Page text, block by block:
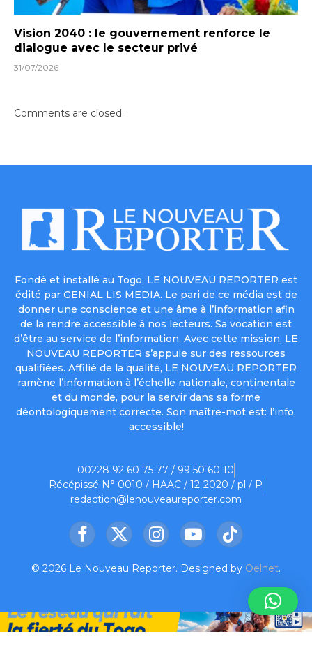
Vision 2040 : le gouvernement renforce le
dialogue avec le secteur privé
31/07/2026
Comments are closed.
Fondé et installé au Togo, LE NOUVEAU REPORTER est
édité par GENIAL LIS MEDIA. Le pari de ce média est de
donner une conscience et une âme à l’information afin
de la rendre accessible à nos lecteurs. Sa vocation est
d’être au service de l’information. Avec cette mission, LE
NOUVEAU REPORTER s’appuie sur des ressources
qualifiées. Affilié de la qualité, LE NOUVEAU REPORTER
ramène l’information à l’échelle nationale, continentale
et du monde, pour la servir dans sa forme
déontologiquement correcte. Son maître-mot est: l’info,
accessible!
00228 92 60 75 77 / 99 50 60 10
Récépissé N° 0010 / HAAC / 12-2020 / pl / P
redaction@lenouveaureporter.com
Facebook
X
InstagramYouTubeTikTok
© 2026 Le Nouveau Reporter. Designed by Oelnet.